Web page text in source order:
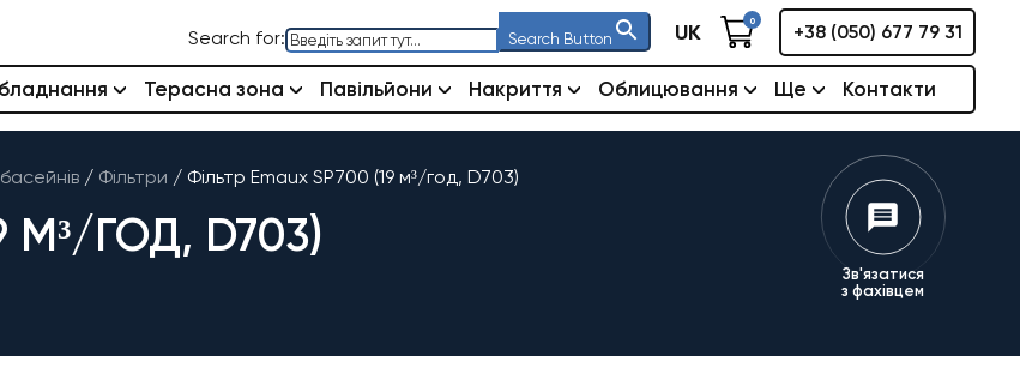
Search for: Search Button UK 0
+38 (050) 677 79 31
Терасна зона Павільйони Накриття Облицювання Ще Контакти
/ Фільтри / Фільтр Emaux SP700 (19 м³/год, D703)
М³/ГОД, D703)
Зв'язатися
з фахівцем